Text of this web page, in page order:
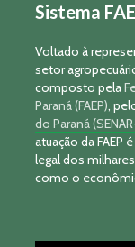
Sistema
Voltado à
setor
composto pela
Paraná (FAEP),
do Paraná
atuação da FAEP
legal dos
como o